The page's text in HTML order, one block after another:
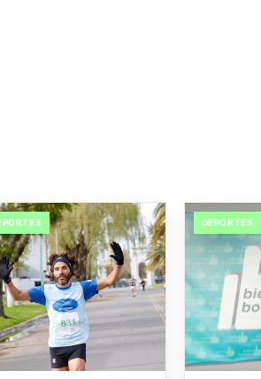
DEPORTES